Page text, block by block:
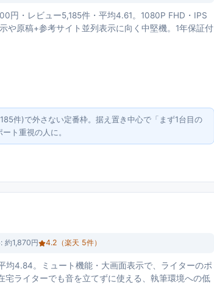
円・レビュー5,185件・平均4.61。1080P FHD・IPS
や原稿+参考サイト並列表示に向く中堅機。1年保証付
件)で外さない定番枠。据え置き中心で「まず1台目の
ト重視の人に。
約1,870円 4.2 （楽天 5件）
均4.84。ミュート機能・大画面表示で、ライターのポ
ライターでも音を立てずに使える、執筆環境への低